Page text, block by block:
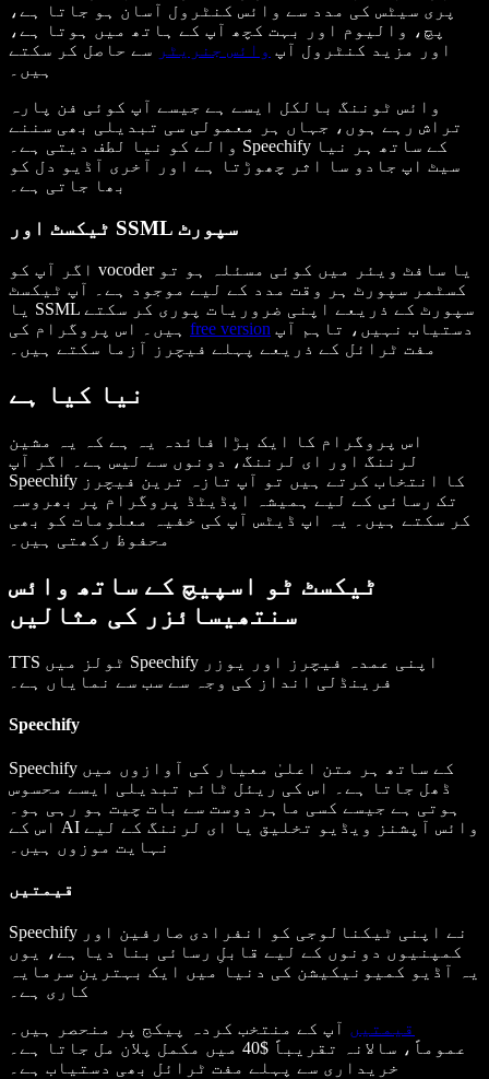
پری سیٹس کی مدد سے وائس کنٹرول آسان ہو جاتا ہے،
پچ، والیوم اور بہت کچھ آپ کے ہاتھ میں ہوتا ہے،
اور مزید کنٹرول آپ وائس جنریٹر سے حاصل کر سکتے
ہیں۔
وائس ٹوننگ بالکل ایسے ہے جیسے آپ کوئی فن پارہ
تراش رہے ہوں، جہاں ہر معمولی سی تبدیلی بھی سننے
والے کو نیا لطف دیتی ہے۔ Speechify کے ساتھ ہر نیا
سیٹ اپ جادو سا اثر چھوڑتا ہے اور آخری آڈیو دل کو
بھا جاتی ہے۔
ٹیکسٹ اور SSML سپورٹ
اگر آپ کو vocoder یا سافٹ ویئر میں کوئی مسئلہ ہو تو
کسٹمر سپورٹ ہر وقت مدد کے لیے موجود ہے۔ آپ ٹیکسٹ
یا SSML سپورٹ کے ذریعے اپنی ضروریات پوری کر سکتے
free version
مفت ٹرائل کے ذریعے پہلے فیچرز آزما سکتے ہیں۔
نیا کیا ہے
اس پروگرام کا ایک بڑا فائدہ یہ ہے کہ یہ مشین
لرننگ اور ای لرننگ، دونوں سے لیس ہے۔ اگر آپ
Speechify کا انتخاب کرتے ہیں تو آپ تازہ ترین فیچرز
تک رسائی کے لیے ہمیشہ اپڈیٹڈ پروگرام پر بھروسہ
کر سکتے ہیں۔ یہ اپ ڈیٹس آپ کی خفیہ معلومات کو بھی
محفوظ رکھتی ہیں۔
ٹیکسٹ ٹو اسپیچ کے ساتھ وائس
سنتھیسائزر کی مثالیں
TTS ٹولز میں Speechify اپنی عمدہ فیچرز اور یوزر
فرینڈلی انداز کی وجہ سے سب سے نمایاں ہے۔
Speechify
Speechify کے ساتھ ہر متن اعلیٰ معیار کی آوازوں میں
ڈھل جاتا ہے۔ اس کی ریئل ٹائم تبدیلی ایسے محسوس
ہوتی ہے جیسے کسی ماہر دوست سے بات چیت ہو رہی ہو۔
اس کے AI وائس آپشنز ویڈیو تخلیق یا ای لرننگ کے لیے
نہایت موزوں ہیں۔
قیمتیں
Speechify نے اپنی ٹیکنالوجی کو انفرادی صارفین اور
کمپنیوں دونوں کے لیے قابلِ رسائی بنا دیا ہے، یوں
یہ آڈیو کمیونیکیشن کی دنیا میں ایک بہترین سرمایہ
کاری ہے۔
قیمتیں آپ کے منتخب کردہ پیکج پر منحصر ہیں۔
عموماً، سالانہ تقریباً $40 میں مکمل پلان مل جاتا ہے۔
خریداری سے پہلے مفت ٹرائل بھی دستیاب ہے۔